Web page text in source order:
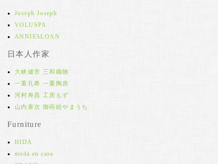
Joseph Joseph
VOLUSPA
ANNIESLOAN
日本人作家
大峡健市 三和織物
一重孔希 一重陶房
河村寿昌 工房もず
山内泰次 御蒔絵やまうち
Furniture
HIDA
moda en casa